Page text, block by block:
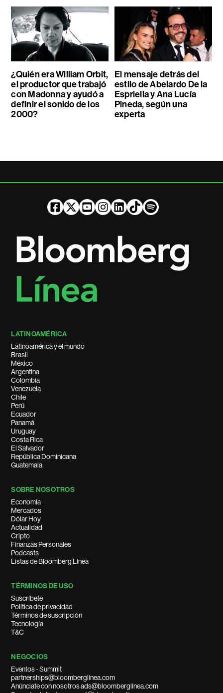
¿Quién era William Orbit,
el productor que trabajó
con Madonna y ayudó a
definir el sonido de los
2000?
El mensaje detrás del
estilo de Abelardo De la
Espriella y Ana Lucía
Pineda, según una
experta
LATINOAMÉRICA
Latinoamérica y el mundo
Brasil
México
Argentina
Colombia
Venezuela
Chile
Perú
Ecuador
Panamá
Uruguay
Costa Rica
El Salvador
República Dominicana
Guatemala
SOBRE NOSOTROS
Economía
Mercados
Dólar Hoy
Actualidad
Cripto
Finanzas Personales
Podcasts
Listas de Bloomberg Línea
TÉRMINOS DE USO
Suscríbete
Política de privacidad
Términos de suscripción
Tecnología
T&C
NEGOCIOS
Eventos - Summit
partnerships@bloomberglinea.com
Anúnciate con nosotros ads@bloomberglinea.com